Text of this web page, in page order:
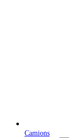
Camions